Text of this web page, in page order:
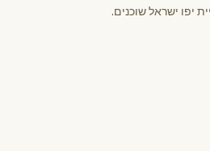
יפו ישראל שוכנים.